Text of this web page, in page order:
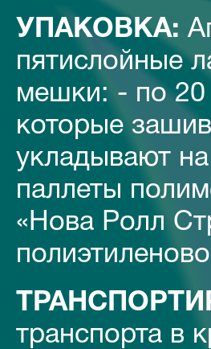
УПАКОВКА:
пятислойные
мешки: - по 20
которые
укладывают
паллеты
«Нова Ролл
транспорта в